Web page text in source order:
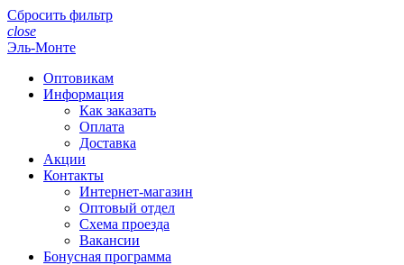
Сбросить фильтр
close
Эль-Монте
Оптовикам
Информация
Как заказать
Оплата
Доставка
Акции
Контакты
Интернет-магазин
Оптовый отдел
Схема проезда
Вакансии
Бонусная программа